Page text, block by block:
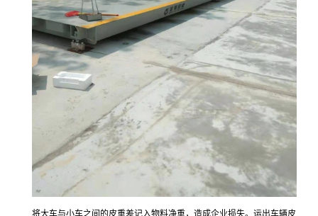
将大车与小车之间的皮重差记入物料净重，造成企业损失。运出车辆皮